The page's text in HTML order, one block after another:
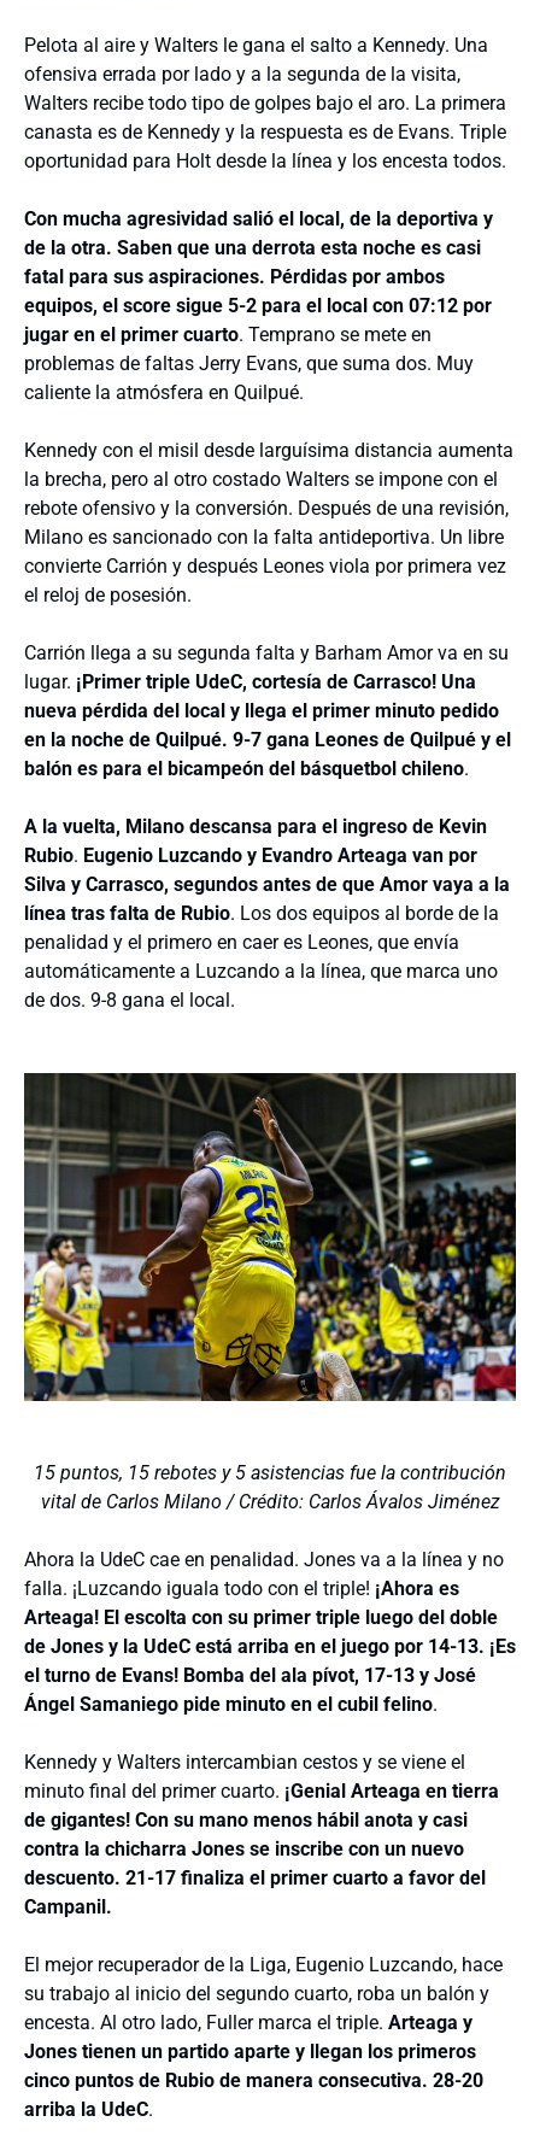
Pelota al aire y Walters le gana el salto a Kennedy. Una
ofensiva errada por lado y a la segunda de la visita,
Walters recibe todo tipo de golpes bajo el aro. La primera
canasta es de Kennedy y la respuesta es de Evans. Triple
oportunidad para Holt desde la línea y los encesta todos.
Con mucha agresividad salió el local, de la deportiva y
de la otra. Saben que una derrota esta noche es casi
fatal para sus aspiraciones. Pérdidas por ambos
equipos, el score sigue 5-2 para el local con 07:12 por
jugar en el primer cuarto. Temprano se mete en
problemas de faltas Jerry Evans, que suma dos. Muy
caliente la atmósfera en Quilpué.
Kennedy con el misil desde larguísima distancia aumenta
la brecha, pero al otro costado Walters se impone con el
rebote ofensivo y la conversión. Después de una revisión,
Milano es sancionado con la falta antideportiva. Un libre
convierte Carrión y después Leones viola por primera vez
el reloj de posesión.
Carrión llega a su segunda falta y Barham Amor va en su
lugar. ¡Primer triple UdeC, cortesía de Carrasco! Una
nueva pérdida del local y llega el primer minuto pedido
en la noche de Quilpué. 9-7 gana Leones de Quilpué y el
balón es para el bicampeón del básquetbol chileno.
A la vuelta, Milano descansa para el ingreso de Kevin
Rubio. Eugenio Luzcando y Evandro Arteaga van por
Silva y Carrasco, segundos antes de que Amor vaya a la
línea tras falta de Rubio. Los dos equipos al borde de la
penalidad y el primero en caer es Leones, que envía
automáticamente a Luzcando a la línea, que marca uno
de dos. 9-8 gana el local.
15 puntos, 15 rebotes y 5 asistencias fue la contribución
vital de Carlos Milano / Crédito: Carlos Ávalos Jiménez
Ahora la UdeC cae en penalidad. Jones va a la línea y no
falla. ¡Luzcando iguala todo con el triple! ¡Ahora es
Arteaga! El escolta con su primer triple luego del doble
de Jones y la UdeC está arriba en el juego por 14-13. ¡Es
el turno de Evans! Bomba del ala pívot, 17-13 y José
Ángel Samaniego pide minuto en el cubil felino.
Kennedy y Walters intercambian cestos y se viene el
minuto final del primer cuarto. ¡Genial Arteaga en tierra
de gigantes! Con su mano menos hábil anota y casi
contra la chicharra Jones se inscribe con un nuevo
descuento. 21-17 finaliza el primer cuarto a favor del
Campanil.
El mejor recuperador de la Liga, Eugenio Luzcando, hace
su trabajo al inicio del segundo cuarto, roba un balón y
encesta. Al otro lado, Fuller marca el triple. Arteaga y
Jones tienen un partido aparte y llegan los primeros
cinco puntos de Rubio de manera consecutiva. 28-20
arriba la UdeC.